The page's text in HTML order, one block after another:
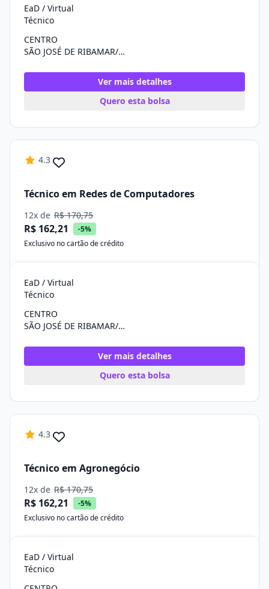
EaD / Virtual
Técnico
CENTRO
SÃO JOSÉ DE RIBAMAR/MA
Ver mais detalhes
Quero esta bolsa
4.3
Técnico em Redes de Computadores
12x de R$ 170,75
R$ 162,21
-5%
Exclusivo no cartão de crédito
EaD / Virtual
Técnico
CENTRO
SÃO JOSÉ DE RIBAMAR/MA
Ver mais detalhes
Quero esta bolsa
4.3
Técnico em Agronegócio
12x de R$ 170,75
R$ 162,21
-5%
Exclusivo no cartão de crédito
EaD / Virtual
Técnico